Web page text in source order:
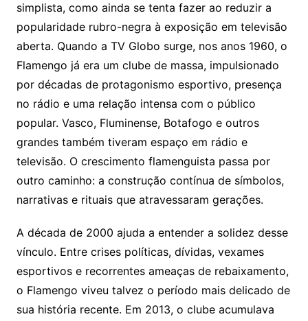
simplista, como ainda se tenta fazer ao reduzir a
popularidade rubro-negra à exposição em televisão
aberta. Quando a TV Globo surge, nos anos 1960, o
Flamengo já era um clube de massa, impulsionado
por décadas de protagonismo esportivo, presença
no rádio e uma relação intensa com o público
popular. Vasco, Fluminense, Botafogo e outros
grandes também tiveram espaço em rádio e
televisão. O crescimento flamenguista passa por
outro caminho: a construção contínua de símbolos,
narrativas e rituais que atravessaram gerações.
A década de 2000 ajuda a entender a solidez desse
vínculo. Entre crises políticas, dívidas, vexames
esportivos e recorrentes ameaças de rebaixamento,
o Flamengo viveu talvez o período mais delicado de
sua história recente. Em 2013, o clube acumulava